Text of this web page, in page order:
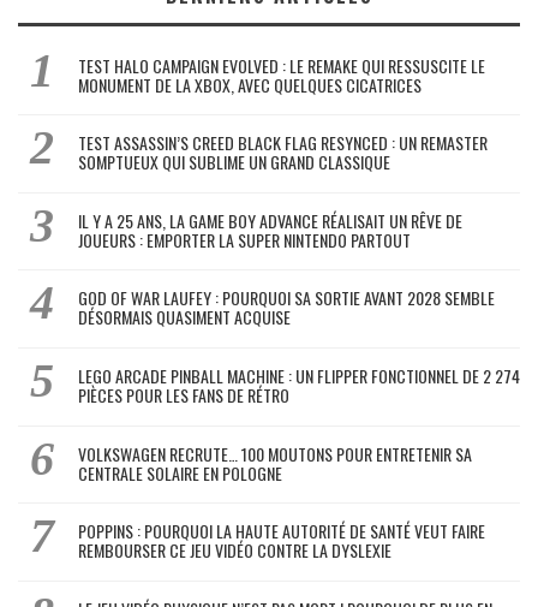
TEST HALO CAMPAIGN EVOLVED : LE REMAKE QUI RESSUSCITE LE
MONUMENT DE LA XBOX, AVEC QUELQUES CICATRICES
TEST ASSASSIN’S CREED BLACK FLAG RESYNCED : UN REMASTER
SOMPTUEUX QUI SUBLIME UN GRAND CLASSIQUE
IL Y A 25 ANS, LA GAME BOY ADVANCE RÉALISAIT UN RÊVE DE
JOUEURS : EMPORTER LA SUPER NINTENDO PARTOUT
GOD OF WAR LAUFEY : POURQUOI SA SORTIE AVANT 2028 SEMBLE
DÉSORMAIS QUASIMENT ACQUISE
LEGO ARCADE PINBALL MACHINE : UN FLIPPER FONCTIONNEL DE 2 274
PIÈCES POUR LES FANS DE RÉTRO
VOLKSWAGEN RECRUTE… 100 MOUTONS POUR ENTRETENIR SA
CENTRALE SOLAIRE EN POLOGNE
POPPINS : POURQUOI LA HAUTE AUTORITÉ DE SANTÉ VEUT FAIRE
REMBOURSER CE JEU VIDÉO CONTRE LA DYSLEXIE